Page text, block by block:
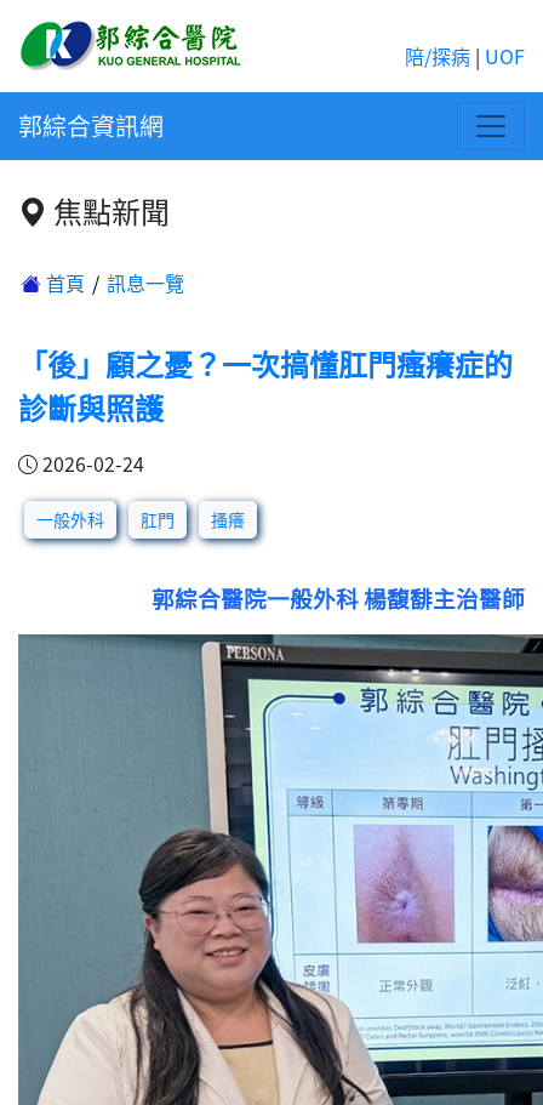
陪/探病 | UOF
郭綜合資訊網
焦點新聞
首頁 訊息一覽
「後」顧之憂？一次搞懂肛門瘙癢症的
診斷與照護
2026-02-24
一般外科 肛門 搔癢
郭綜合醫院一般外科 楊馥馡主治醫師